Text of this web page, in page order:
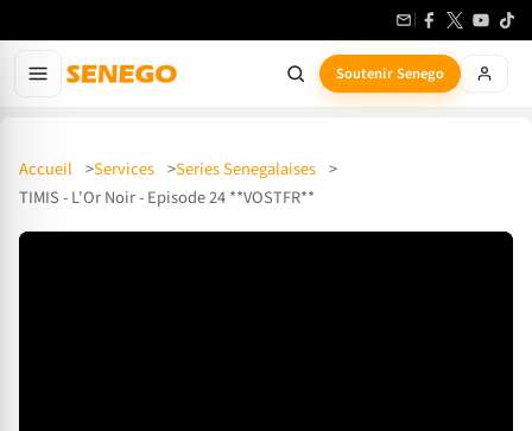
Soutenir Senego
Accueil Services
Series Senegalaises
TIMIS - L'Or Noir - Episode 24 **VOSTFR**